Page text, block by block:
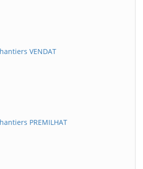
VENDAT
PREMILHAT